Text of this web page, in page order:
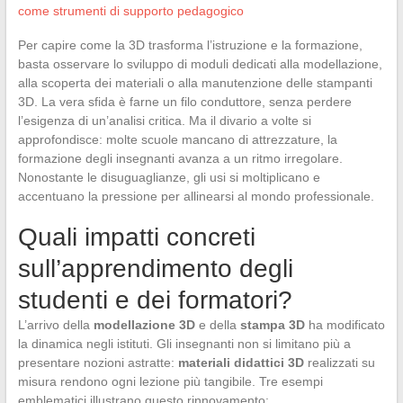
come strumenti di supporto pedagogico
Per capire come la 3D trasforma l’istruzione e la formazione,
basta osservare lo sviluppo di moduli dedicati alla modellazione,
alla scoperta dei materiali o alla manutenzione delle stampanti
3D. La vera sfida è farne un filo conduttore, senza perdere
l’esigenza di un’analisi critica. Ma il divario a volte si
approfondisce: molte scuole mancano di attrezzature, la
formazione degli insegnanti avanza a un ritmo irregolare.
Nonostante le disuguaglianze, gli usi si moltiplicano e
accentuano la pressione per allinearsi al mondo professionale.
Quali impatti concreti
sull’apprendimento degli
studenti e dei formatori?
L’arrivo della modellazione 3De della stampa 3Dha modificato
la dinamica negli istituti. Gli insegnanti non si limitano più a
presentare nozioni astratte: materiali didattici 3Drealizzati su
misura rendono ogni lezione più tangibile. Tre esempi